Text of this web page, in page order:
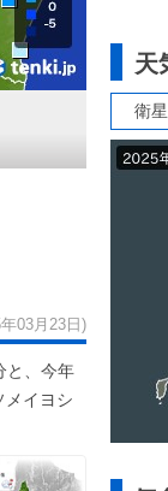
03月23日)
と、今年
メイヨシ
天
衛星